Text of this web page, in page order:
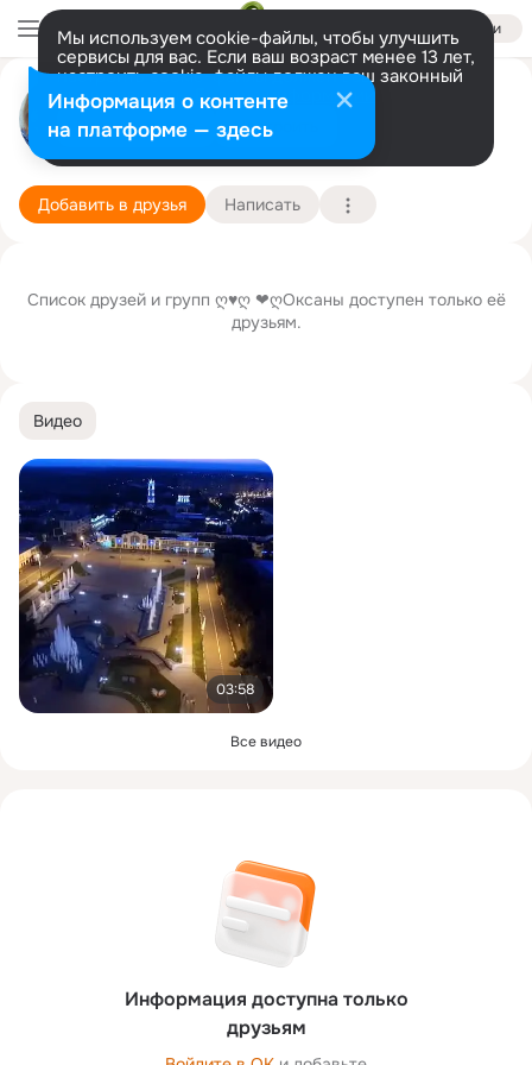
Войти
Мы используем cookie-файлы, чтобы улучшить
сервисы для вас. Если ваш возраст менее 13 лет,
настроить cookie-файлы должен ваш законный
представитель. Больше информации
Разрешить все Настроить
ღ♥ღ ❤ღОксана Андриянова
пос. Ногинск (Илимпийский район)
Подробнее
Добавить в друзья Написать
Видео
03:58
Все видео
Информация доступна только
друзьям
Список друзей и групп ღ♥ღ ❤ღОксаны доступен только её
друзьям.
Информация о контенте
на платформе — здесь